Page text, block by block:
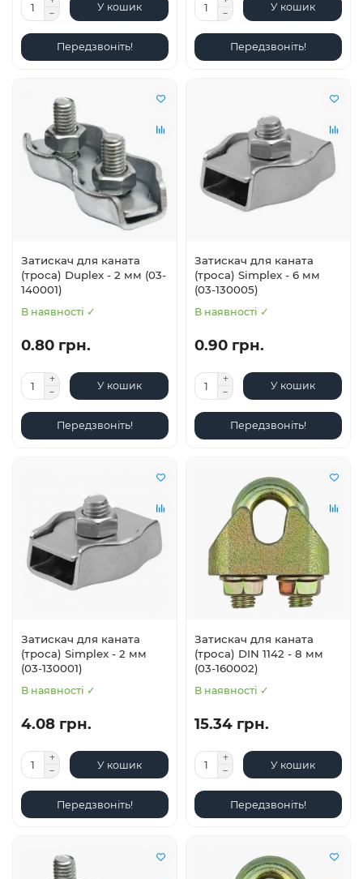
У кошик
Передзвоніть!
У кошик
Передзвоніть!
Затискач для каната
(троса) Duplex - 2 мм (03-
140001)
В наявності ✓
0.80 грн.
У кошик
Передзвоніть!
Затискач для каната
(троса) Simplex - 6 мм
(03-130005)
В наявності ✓
0.90 грн.
У кошик
Передзвоніть!
Затискач для каната
(троса) Simplex - 2 мм
(03-130001)
В наявності ✓
4.08 грн.
У кошик
Передзвоніть!
Затискач для каната
(троса) DIN 1142 - 8 мм
(03-160002)
В наявності ✓
15.34 грн.
У кошик
Передзвоніть!